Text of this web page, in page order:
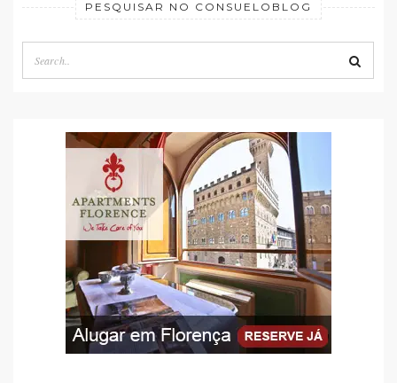
PESQUISAR NO CONSUELOBLOG